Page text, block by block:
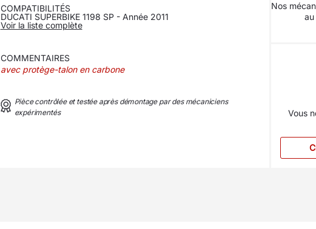
COMPATIBILITÉS
DUCATI SUPERBIKE 1198 SP - Année 2011
Voir la liste complète
COMMENTAIRES
avec protège-talon en carbone
Pièce contrôlée et testée après démontage par des mécaniciens
expérimentés
Nos
Vous